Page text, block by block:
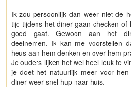
Ik zou persoonlijk dan weer niet de
tijd tijdens het diner gaan checken of
goed gaat. Gewoon aan het
deelnemen. Ik kan me voorstellen
heus aan hem denken en over hem
Je ouders lijken het wel heel leuk te
je doet het natuurlijk meer voor
diner weer snel hup naar huis.